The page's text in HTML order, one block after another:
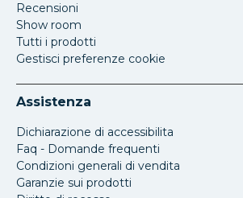
Recensioni
Show room
Tutti i prodotti
Gestisci preferenze cookie
Assistenza
Dichiarazione di accessibilita
Faq - Domande frequenti
Condizioni generali di vendita
Garanzie sui prodotti